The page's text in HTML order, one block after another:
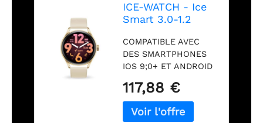
ICE-WATCH - Ice
Smart 3.0-1.2
AMOLED GPS -
Montre connectée
Ronde dorée pour
Femme avec
Bracelet en
Silicone - 025115
(1.20 Pouces)
COMPATIBLE AVEC
DES SMARTPHONES
IOS 9;0+ ET ANDROID
connectée avec son
design moderne et
équipé d'un écran
117,88 €